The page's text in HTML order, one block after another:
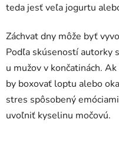
teda jesť veľa jogurtu
Záchvat dny môže byť
Podľa skúseností autorky
u mužov v končatinách.
by boxovať loptu alebo
stres spôsobený
uvoľniť kyselinu močovú.